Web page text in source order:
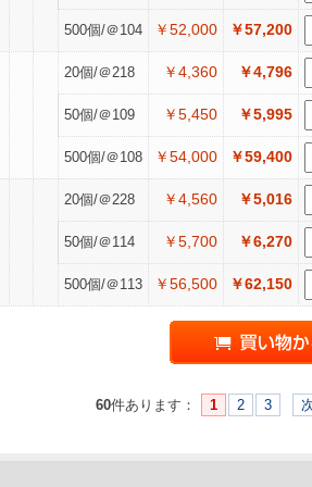
500個/＠104 ￥52,000 ￥57,200
20個/＠218 ￥4,360 ￥4,796
50個/＠109 ￥5,450 ￥5,995
500個/＠108 ￥54,000 ￥59,400
20個/＠228 ￥4,560 ￥5,016
50個/＠114 ￥5,700 ￥6,270
500個/＠113 ￥56,500 ￥62,150
60件あります ： 1 2 3